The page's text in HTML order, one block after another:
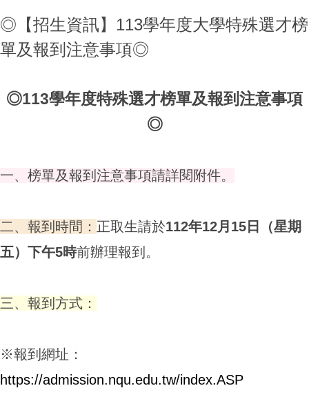
◎【招生資訊】113學年度大學特殊選才榜
單及報到注意事項◎
◎113學年度特殊選才榜單及報到注意事項
◎
一、榜單及報到注意事項請詳閱附件。
二、報到時間： 正取生請於112年12月15日（星期
五）下午5時前辦理報到。
三、報到方式：
※報到網址：
https://admission.nqu.edu.tw/index.ASP